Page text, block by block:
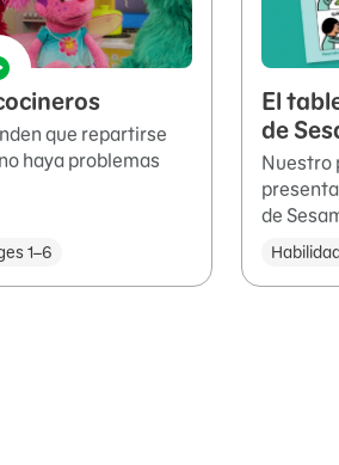
que repartirse
haya problemas
1–6
El
de
Nuestro
de